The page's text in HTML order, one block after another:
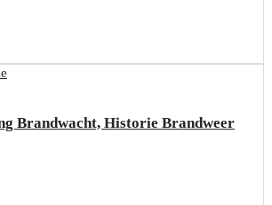
Brandwacht, Historie Brandweer